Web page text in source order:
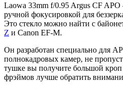
Laowa 33mm f/0.95 Argus CF
ручной фокусировкой для
Это стекло можно найти с
Z и Canon EF-M.
Он разработан специально для
полнокадровых камер, не
тушке вы получите большой кроп
фрэймов лучше обратить